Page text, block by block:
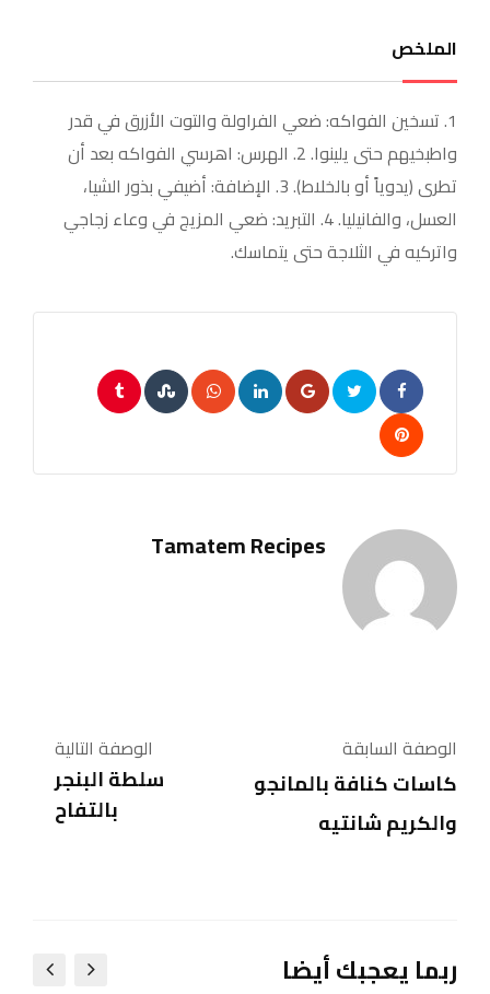
الملخص
1. تسخين الفواكه: ضعي الفراولة والتوت الأزرق في قدر
واطبخيهم حتى يلينوا. 2. الهرس: اهرسي الفواكه بعد أن
تطرى (يدوياً أو بالخلاط). 3. الإضافة: أضيفي بذور الشيا،
العسل، والفانيليا. 4. التبريد: ضعي المزيج في وعاء زجاجي
واتركيه في الثلاجة حتى يتماسك.
Google+
LinkedIn
Whatsapp
StumbleUpon
Tumblr
Pinterest
Tamatem Recipes
الوصفة السابقة
كاسات كنافة بالمانجو
والكريم شانتيه
الوصفة التالية
سلطة البنجر
بالتفاح
ربما يعجبك أيضا